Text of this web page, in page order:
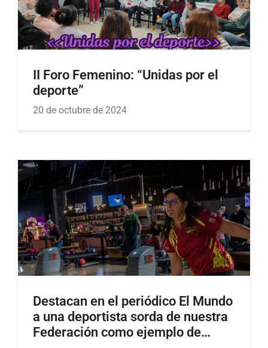
II Foro Femenino: “Unidas por el
deporte”
20 de octubre de 2024
Destacan en el periódico El Mundo
a una deportista sorda de nuestra
Federación como ejemplo de